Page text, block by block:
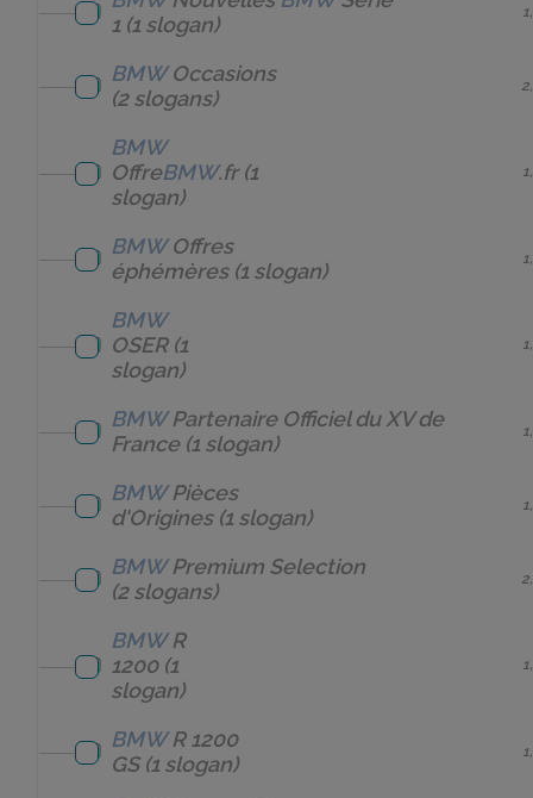
1 (1 slogan)
BMW Occasions
(2 slogans)
BMW
OffreBMW.fr(1
slogan)
BMW Offres
éphémères(1 slogan)
BMW
OSER(1
slogan)
BMW Partenaire Officiel du XV de
France(1 slogan)
BMW Pièces
d'Origines(1 slogan)
BMW Premium Selection
(2 slogans)
BMW R
1200(1
slogan)
BMW R 1200
GS(1 slogan)